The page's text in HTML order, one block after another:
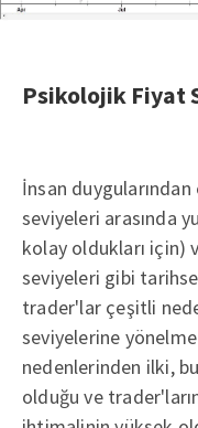
Psikolojik Fiyat
İnsan
seviyeleri arasında
kolay oldukları için)
seviyeleri gibi
trader'lar çeşitli
seviyelerine
nedenlerinden ilki,
olduğu ve